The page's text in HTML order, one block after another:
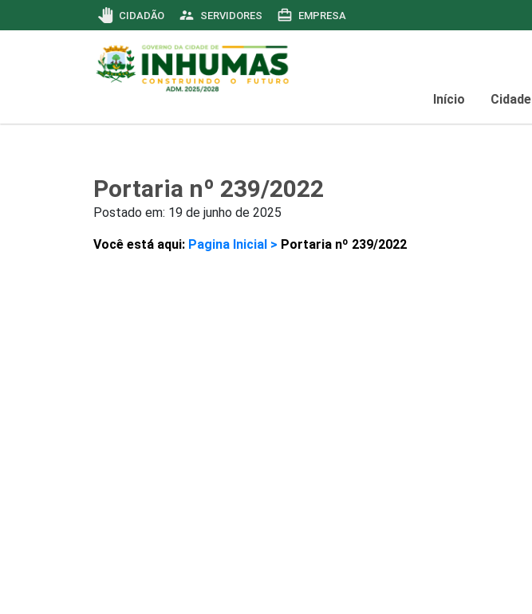
pan_tool CIDADÃO supervisor_account SERVIDORES card_travel EMPRESA
Início Cidade
Portaria nº 239/2022
Postado em: 19 de junho de 2025
Você está aqui: Pagina Inicial > Portaria nº 239/2022